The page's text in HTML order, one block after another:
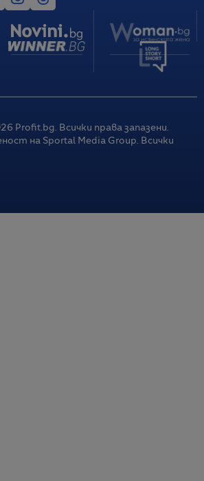
Profit.bg. Всички права запазени.
на Sportal Media Group. Всички